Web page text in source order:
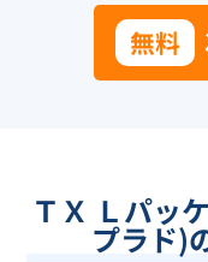
無料
ＴＸ Ｌパッ
プラド)